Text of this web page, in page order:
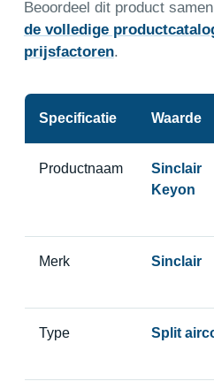
Beoordeel dit product
de volledige
prijsfactoren.
Specificatie Waarde
Productnaam
Sinclair
Keyon
Merk Sinclair
Type Split